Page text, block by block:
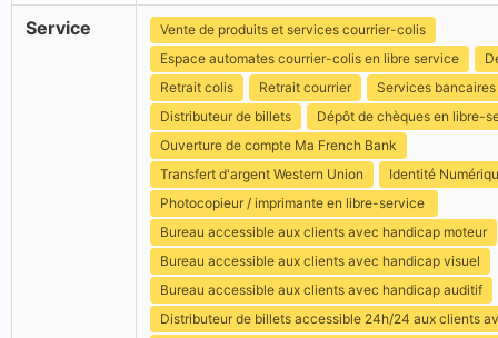
Service
Vente de produits et services courrier-colis
Espace automates courrier-colis en libre service
Retrait colis
Retrait courrier
Services bancaires
Distributeur de billets
Dépôt de chèques en libre-
Ouverture de compte Ma French Bank
Transfert d'argent Western Union
Identité
Photocopieur / imprimante en libre-service
Bureau accessible aux clients avec handicap moteur
Bureau accessible aux clients avec handicap visuel
Bureau accessible aux clients avec handicap auditif
Distributeur de billets accessible 24h/24 aux clients